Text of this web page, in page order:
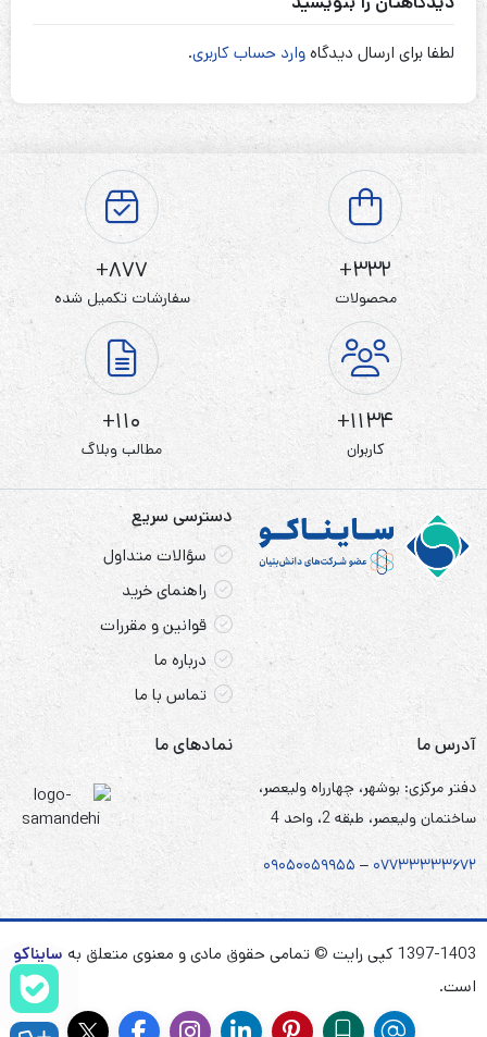
لطفا برای ارسال دیدگاهوارد حساب کاربری.
332+
محصولات
877+
سفارشات تکمیل شده
1134+
کاربران
110+
مطالب وبلاگ
دسترسی سریع
سؤالات متداول
راهنمای خرید
قوانین و مقررات
درباره ما
تماس با ما
آدرس ما
دفتر مرکزی: بوشهر، چهارراه ولیعصر،
ساختمان ولیعصر، طبقه 2، واحد 4
۰۷۷۳۳۳۳۳۶۷۲ – ۰۹۰۵۰۰۵۹۹۵۵
نمادهای ما
1397-1403 کپی رایت © تمامی حقوق مادی و معنوی متعلق به
سایناکو
است.